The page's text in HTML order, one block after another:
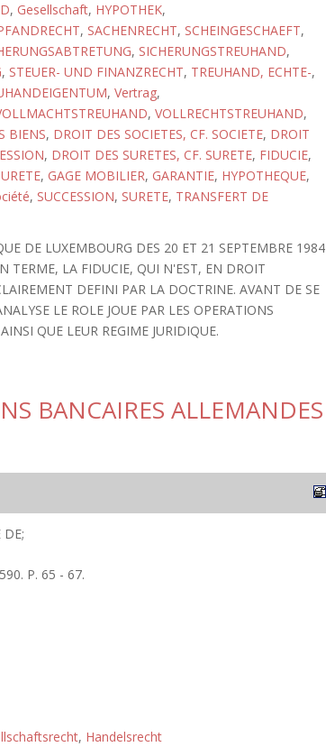
, Gesellschaft, HYPOTHEK,
, SACHENRECHT, SCHEINGESCHAEFT,
, SICHERUNGSTREUHAND,
, STEUER- UND FINANZRECHT, TREUHAND, ECHTE-,
, Vertrag,
, VOLLRECHTSTREUHAND,
BIENS, DROIT DES SOCIETES, CF. SOCIETE, DROIT
, DROIT DES SURETES, CF. SURETE, FIDUCIE,
, GAGE MOBILIER, GARANTIE, HYPOTHEQUE,
, SUCCESSION, SURETE, TRANSFERT DE
DE LUXEMBOURG DES 20 ET 21 SEPTEMBRE 1984
TERME, LA FIDUCIE, QUI N'EST, EN DROIT
DEFINI PAR LA DOCTRINE. AVANT DE SE
LE ROLE JOUE PAR LES OPERATIONS
QUE LEUR REGIME JURIDIQUE.
BANCAIRES ALLEMANDES
P. 65 - 67.
, Handelsrecht